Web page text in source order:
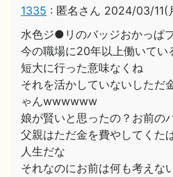
1335 : 匿名さん 2024/03/11(
水色ジ●リのバッジおかっぱ
今の職場に20年以上働いてい
短大に行った意味なくね
それを活かしていないしただ
ゃんwwwwww
娘が賢いと思ったの？お前の
父親はただ金を費やしてくた
人生だな
それなのにお前は何も考えな